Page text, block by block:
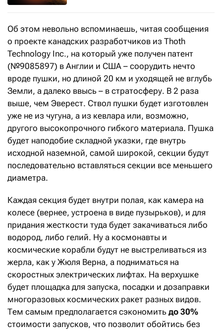
Об этом невольно вспоминаешь, читая сообщения
о проекте канадских разработчиков из Thoth
Technology Inc., на который уже получен патент
(№9085897) в Англии и США – соорудить нечто
вроде пушки, но длиной 20 км и уходящей не вглубь
Земли, а далеко ввысь – в стратосферу. В 2 раза
выше, чем Эверест. Ствол пушки будет изготовлен
уже не из чугуна, а из кевлара или, возможно,
другого высокопрочного гибкого материала. Пушка
будет наподобие складной указки, где внутрь
исходной наземной, самой широкой, секции будут
последовательно вставляться секции все меньшего
диаметра.
Каждая секция будет внутри полая, как камера на
колесе (вернее, устроена в виде пузырьков), и для
придания жесткости туда будет закачиваться либо
водород, либо гелий. Ну а космонавты и
космические корабли будут не выстреливаться из
жерла, как у Жюля Верна, а подниматься на
скоростных электрических лифтах. На верхушке
будет площадка для запуска, посадки и дозаправки
многоразовых космических ракет разных видов.
Тем самым предполагается сэкономить до 30%
стоимости запусков, что позволит обойтись без